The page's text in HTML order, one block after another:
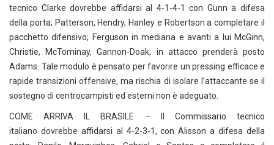
tecnico Clarke dovrebbe affidarsi al 4-1-4-1 con Gunn a difesa
della porta; Patterson, Hendry, Hanley e Robertson a completare il
pacchetto difensivo; Ferguson in mediana e avanti a lui McGinn,
Christie, McTominay, Gannon-Doak; in attacco prenderà posto
Adams. Tale modulo è pensato per favorire un pressing efficace e
rapide transizioni offensive, ma rischia di isolare l’attaccante se il
sostegno di centrocampisti ed esterni non è adeguato.
COME ARRIVA IL BRASILE – Il Commissario tecnico
italiano dovrebbe affidarsi al 4-2-3-1, con Alisson a difesa della